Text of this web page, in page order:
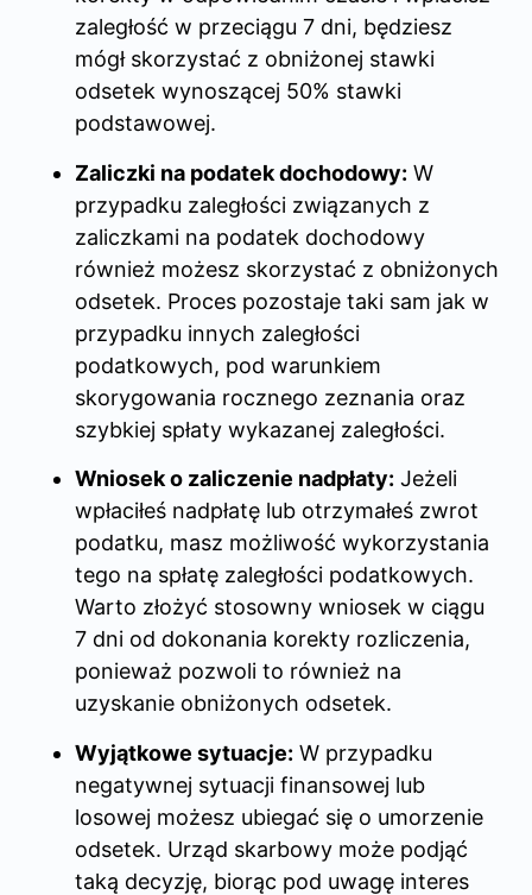
zaległość w przeciągu 7 dni, będziesz
mógł skorzystać z obniżonej stawki
odsetek wynoszącej 50% stawki
podstawowej.
Zaliczki na podatek dochodowy: W
przypadku zaległości związanych z
zaliczkami na podatek dochodowy
również możesz skorzystać z obniżonych
odsetek. Proces pozostaje taki sam jak w
przypadku innych zaległości
podatkowych, pod warunkiem
skorygowania rocznego zeznania oraz
szybkiej spłaty wykazanej zaległości.
Wniosek o zaliczenie nadpłaty: Jeżeli
wpłaciłeś nadpłatę lub otrzymałeś zwrot
podatku, masz możliwość wykorzystania
tego na spłatę zaległości podatkowych.
Warto złożyć stosowny wniosek w ciągu
7 dni od dokonania korekty rozliczenia,
ponieważ pozwoli to również na
uzyskanie obniżonych odsetek.
Wyjątkowe sytuacje: W przypadku
negatywnej sytuacji finansowej lub
losowej możesz ubiegać się o umorzenie
odsetek. Urząd skarbowy może podjąć
taką decyzję, biorąc pod uwagę interes